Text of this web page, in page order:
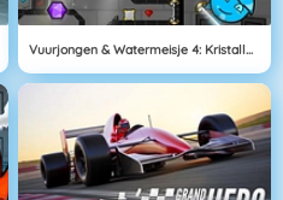
Vuurjongen & Watermeisje 4: Kristallen Tempel